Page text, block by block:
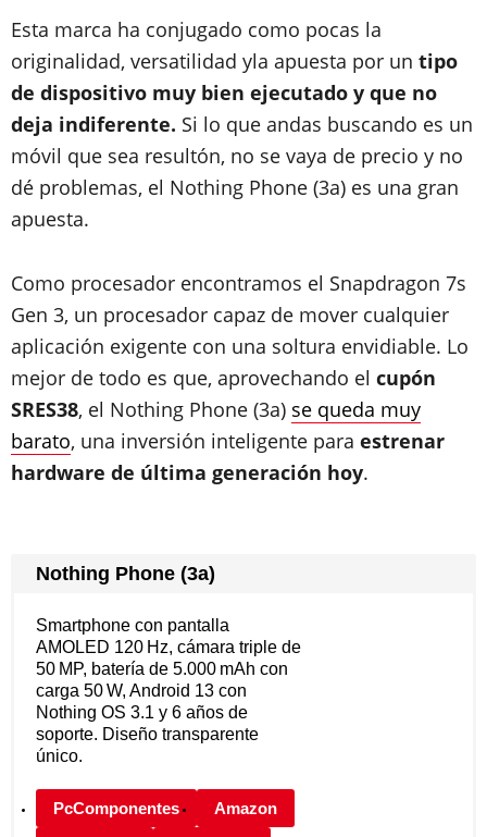
Esta marca ha conjugado como pocas la
originalidad, versatilidad yla apuesta por un tipo
de dispositivo muy bien ejecutado y que no
deja indiferente. Si lo que andas buscando es un
móvil que sea resultón, no se vaya de precio y no
dé problemas, el Nothing Phone (3a) es una gran
apuesta.
Como procesador encontramos el Snapdragon 7s
Gen 3, un procesador capaz de mover cualquier
aplicación exigente con una soltura envidiable. Lo
mejor de todo es que, aprovechando el cupón
SRES38, el Nothing Phone (3a) se queda muy
barato, una inversión inteligente para estrenar
hardware de última generación hoy.
Nothing Phone (3a)
PcComponentes Amazon
Smartphone con pantalla
AMOLED 120 Hz, cámara triple de
50 MP, batería de 5.000 mAh con
carga 50 W, Android 13 con
Nothing OS 3.1 y 6 años de
soporte. Diseño transparente
único.